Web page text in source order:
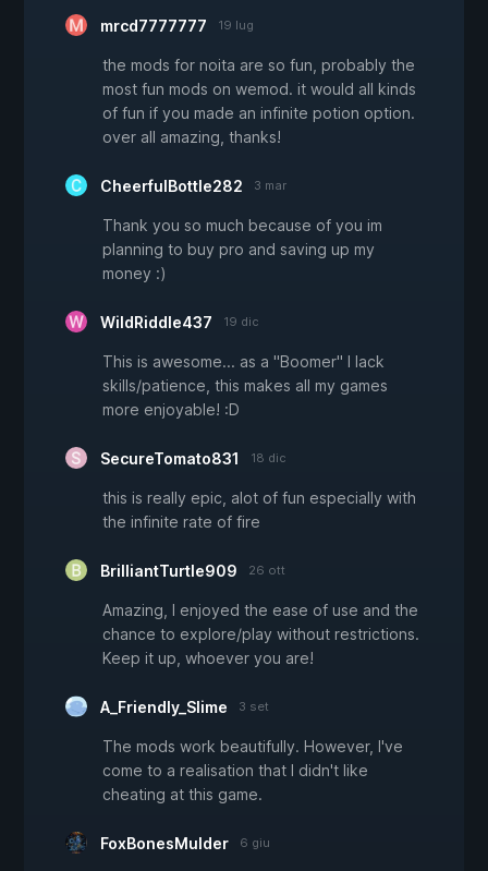
mrcd7777777 19 lug
the mods for noita are so fun, probably the
most fun mods on wemod. it would all kinds
of fun if you made an infinite potion option.
over all amazing, thanks!
CheerfulBottle282 3 mar
Thank you so much because of you im
planning to buy pro and saving up my
money :)
WildRiddle437 19 dic
This is awesome... as a "Boomer" I lack
skills/patience, this makes all my games
more enjoyable! :D
SecureTomato831 18 dic
this is really epic, alot of fun especially with
the infinite rate of fire
BrilliantTurtle909 26 ott
Amazing, I enjoyed the ease of use and the
chance to explore/play without restrictions.
Keep it up, whoever you are!
A_Friendly_Slime 3 set
The mods work beautifully. However, I've
come to a realisation that I didn't like
cheating at this game.
FoxBonesMulder 6 giu